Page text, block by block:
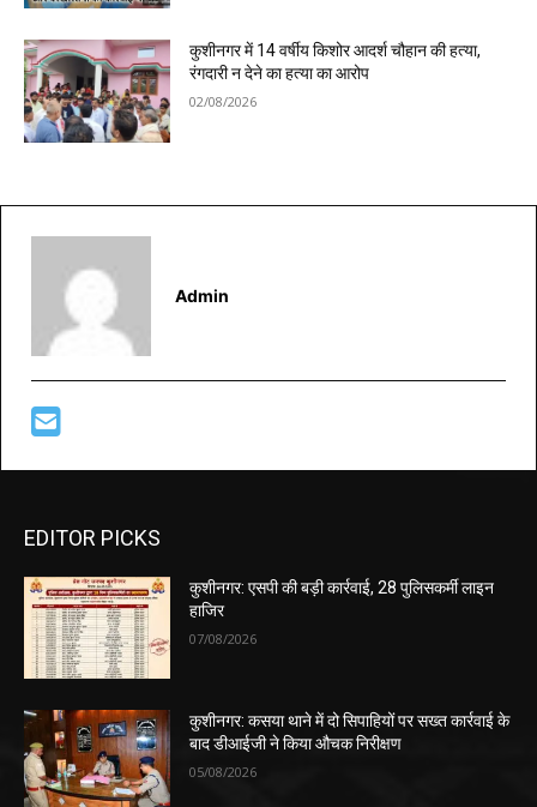
कुशीनगर में 14 वर्षीय किशोर आदर्श चौहान की हत्या,
रंगदारी न देने का हत्या का आरोप
02/08/2026
Admin
EDITOR PICKS
कुशीनगर: एसपी की बड़ी कार्रवाई, 28 पुलिसकर्मी लाइन
हाजिर
07/08/2026
कुशीनगर: कसया थाने में दो सिपाहियों पर सख्त कार्रवाई के
बाद डीआईजी ने किया औचक निरीक्षण
05/08/2026